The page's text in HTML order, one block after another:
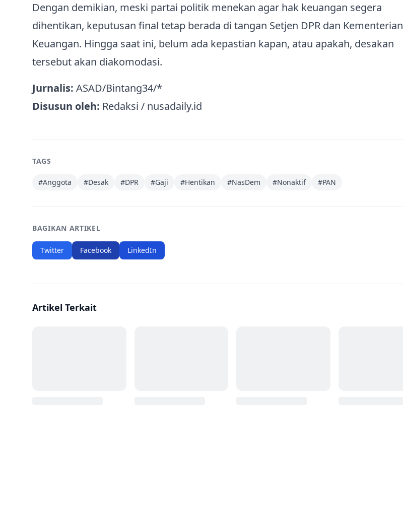
Dengan demikian, meski partai politik menekan agar hak keuangan segera
dihentikan, keputusan final tetap berada di tangan Setjen DPR dan Kementerian
Keuangan. Hingga saat ini, belum ada kepastian kapan, atau apakah, desakan
tersebut akan diakomodasi.
Jurnalis: ASAD/Bintang34/*
Disusun oleh: Redaksi / nusadaily.id
TAGS
#Anggota #Desak #DPR #Gaji #Hentikan #NasDem #Nonaktif #PAN
BAGIKAN ARTIKEL
Twitter Facebook LinkedIn
Artikel Terkait